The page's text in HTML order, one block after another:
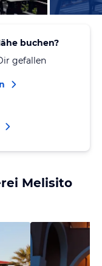
buchen?
gefallen
Melisito